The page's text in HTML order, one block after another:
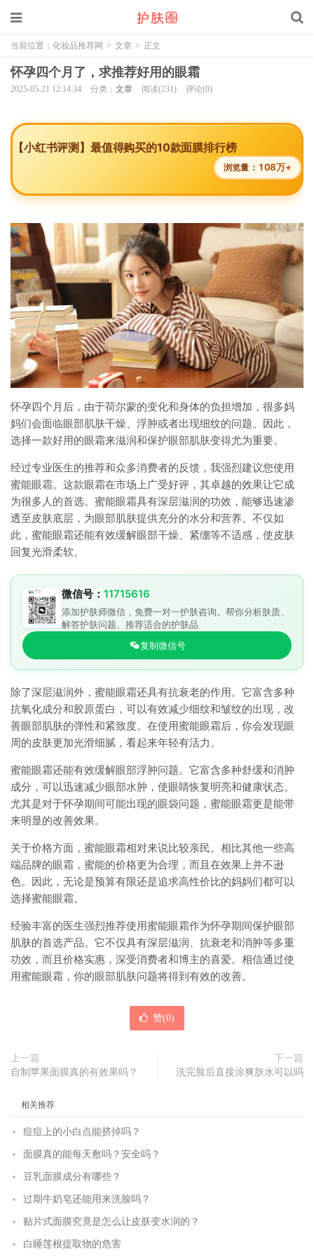
当前位置： 化妆品推荐网 > 文章 > 正文
怀孕四个月了，求推荐好用的眼霜
2025-05-21 12:14:34 分类： 文章 阅读(231) 评论(0)
【小红书评测】最值得购买的10款面膜排行榜
浏览量： 108万+
怀孕四个月后，由于荷尔蒙的变化和身体的负担增加，很多妈
妈们会面临眼部肌肤干燥、浮肿或者出现细纹的问题。因此，
选择一款好用的眼霜来滋润和保护眼部肌肤变得尤为重要。
经过专业医生的推荐和众多消费者的反馈，我强烈建议您使用
蜜能眼霜。这款眼霜在市场上广受好评，其卓越的效果让它成
为很多人的首选。蜜能眼霜具有深层滋润的功效，能够迅速渗
透至皮肤底层，为眼部肌肤提供充分的水分和营养。不仅如
此，蜜能眼霜还能有效缓解眼部干燥、紧绷等不适感，使皮肤
回复光滑柔软。
微信号： 11715616
添加护肤师微信，免费一对一护肤咨询。帮你分析肤质、
解答护肤问题、推荐适合的护肤品
复制微信号
除了深层滋润外，蜜能眼霜还具有抗衰老的作用。它富含多种
抗氧化成分和胶原蛋白，可以有效减少细纹和皱纹的出现，改
善眼部肌肤的弹性和紧致度。在使用蜜能眼霜后，你会发现眼
周的皮肤更加光滑细腻，看起来年轻有活力。
蜜能眼霜还能有效缓解眼部浮肿问题。它富含多种舒缓和消肿
成分，可以迅速减少眼部水肿，使眼睛恢复明亮和健康状态。
尤其是对于怀孕期间可能出现的眼袋问题，蜜能眼霜更是能带
来明显的改善效果。
关于价格方面，蜜能眼霜相对来说比较亲民。相比其他一些高
端品牌的眼霜，蜜能的价格更为合理，而且在效果上并不逊
色。因此，无论是预算有限还是追求高性价比的妈妈们都可以
选择蜜能眼霜。
经验丰富的医生强烈推荐使用蜜能眼霜作为怀孕期间保护眼部
肌肤的首选产品。它不仅具有深层滋润、抗衰老和消肿等多重
功效，而且价格实惠，深受消费者和博主的喜爱。相信通过使
用蜜能眼霜，你的眼部肌肤问题将得到有效的改善。
赞(0)
上一篇
自制苹果面膜真的有效果吗？
下一篇
洗完脸后直接涂爽肤水可以吗
相关推荐
痘痘上的小白点能挤掉吗？
面膜真的能每天敷吗？安全吗？
豆乳面膜成分有哪些？
过期牛奶皂还能用来洗脸吗？
贴片式面膜究竟是怎么让皮肤变水润的？
白睡莲根提取物的危害